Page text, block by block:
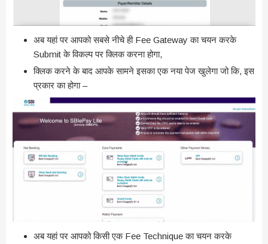
अब यहां पर आपको सबसे नीचे ही Fee Gateway का चयन करके
Submit के विकल्प पर क्लिक करना होगा,
क्लिक करने के बाद आपके सामने इसका एक नया पेज खुलेगा जो कि, इस
प्रकार का होगा –
अब यहां पर आपको किसी एक Fee Technique का चयन करके